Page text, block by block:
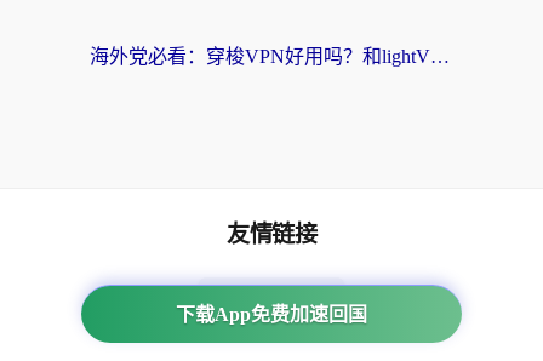
海外党必看：穿梭VPN好用吗？和lightVPN对比哪个回国效果更好？附真实体验与选择指南
下载App免费加速回国
友情链接
海外回国加速器